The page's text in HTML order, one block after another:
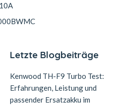
Letzte Blogbeiträge
Kenwood TH-F9 Turbo Test:
Erfahrungen, Leistung und
passender Ersatzakku im